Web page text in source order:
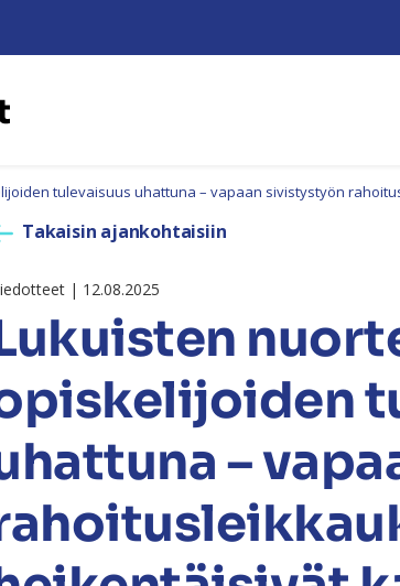
tulevaisuus uhattuna – vapaan sivistystyön
Takaisin ajankohtaisiin
| 12.08.2025
–